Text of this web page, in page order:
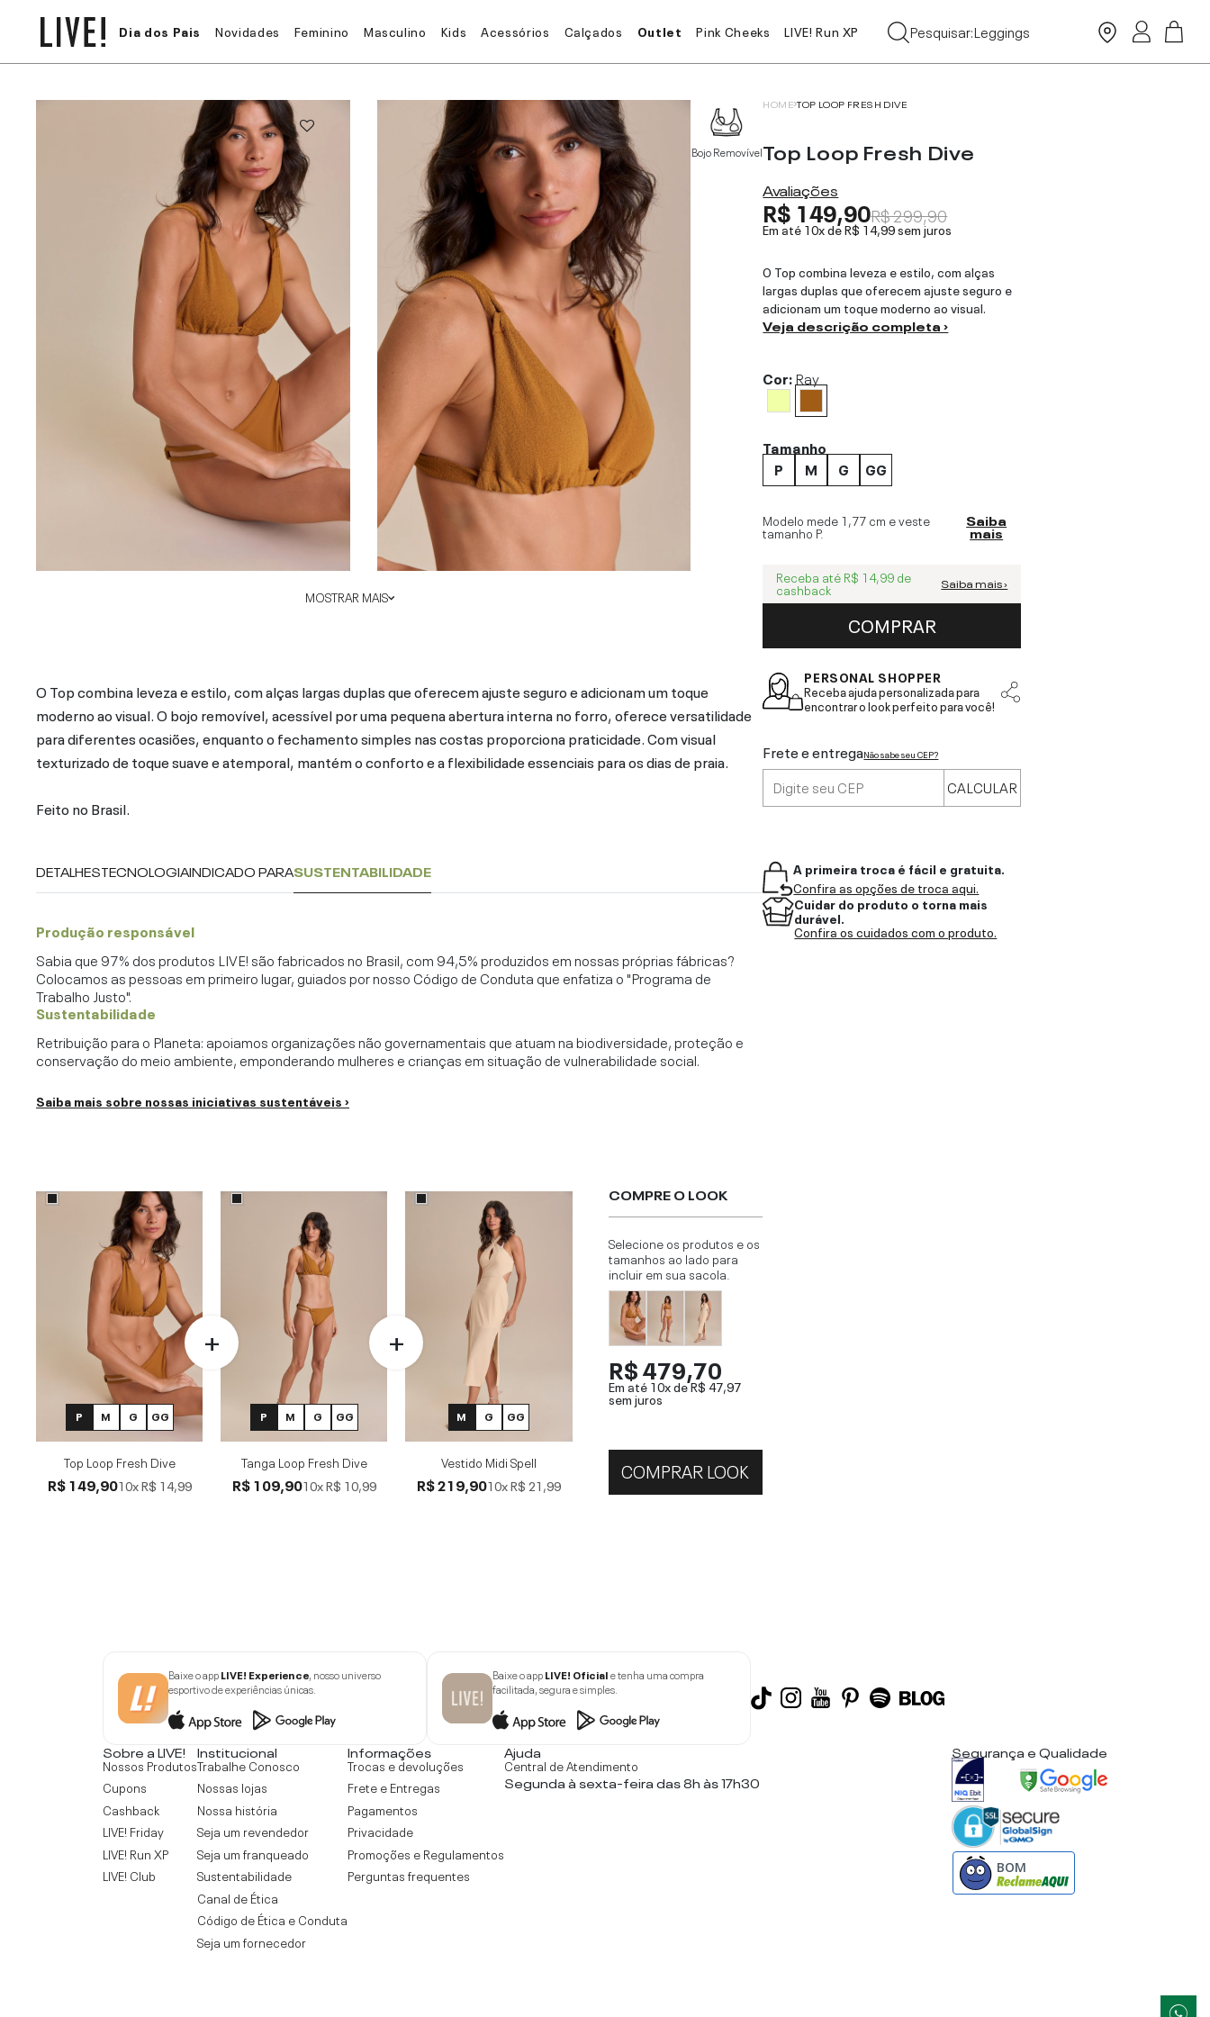
Dia dos Pais Novidades Feminino Masculino Kids Acessórios Calçados Outlet Pink Cheeks LIVE! Run XP
Pesquisar:Leggings
MOSTRAR MAIS
Bojo Removível
O Top combina leveza e estilo, com alças largas duplas que oferecem ajuste seguro e adicionam um toque
moderno ao visual. O bojo removível, acessível por uma pequena abertura interna no forro, oferece versatilidade
para diferentes ocasiões, enquanto o fechamento simples nas costas proporciona praticidade. Com visual
texturizado de toque suave e atemporal, mantém o conforto e a flexibilidade essenciais para os dias de praia.
Feito no Brasil.
DETALHESTECNOLOGIAINDICADO PARASUSTENTABILIDADE
Produção responsável
Sabia que 97% dos produtos LIVE! são fabricados no Brasil, com 94,5% produzidos em nossas próprias fábricas?
Colocamos as pessoas em primeiro lugar, guiados por nosso Código de Conduta que enfatiza o "Programa de
Trabalho Justo".
Sustentabilidade
Retribuição para o Planeta: apoiamos organizações não governamentais que atuam na biodiversidade, proteção e
conservação do meio ambiente, emponderando mulheres e crianças em situação de vulnerabilidade social.
Saiba mais sobre nossas iniciativas sustentáveis ›
P M G GG
Top Loop Fresh Dive
R$ 149,9010xR$ 14,99
P M G GG
Tanga Loop Fresh Dive
R$ 109,9010xR$ 10,99
M G GG
Vestido Midi Spell
R$ 219,9010xR$ 21,99
COMPRE O LOOK
Selecione os produtos e os
tamanhos ao lado para
incluir em sua sacola.
R$ 479,70
Em até 10x deR$ 47,97
sem juros
COMPRAR LOOK
HOME TOP LOOP FRESH DIVE
Top Loop Fresh Dive
Avaliações
R$ 149,90R$ 299,90
Em até 10x deR$ 14,99sem juros
O Top combina leveza e estilo, com alças
largas duplas que oferecem ajuste seguro e
adicionam um toque moderno ao visual.
Veja descrição completa ›
Cor:Ray
Tamanho
P
M G GG
Modelo mede 1,77 cm e veste
tamanho P.
Saiba
mais
Receba até R$ 14,99 de
cashback Saiba mais ›
COMPRAR
PERSONAL SHOPPER
Receba ajuda personalizada para
encontrar o look perfeito para você!
Frete e entregaNão sabe seu CEP?
CALCULAR
A primeira troca é fácil e gratuita.
Confira as opções de troca aqui.
Cuidar do produto o torna mais
durável.
Confira os cuidados com o produto.
Baixe o appLIVE! Experience, nosso universo
esportivo de experiências únicas.
Baixe o appLIVE! Oficiale tenha uma compra
facilitada, segura e simples.
Sobre a LIVE!
Nossos Produtos
Cupons
Cashback
LIVE! Friday
LIVE! Run XP
LIVE! Club
Institucional
Trabalhe Conosco
Nossas lojas
Nossa história
Seja um revendedor
Seja um franqueado
Sustentabilidade
Canal de Ética
Código de Ética e Conduta
Seja um fornecedor
Informações
Trocas e devoluções
Frete e Entregas
Pagamentos
Privacidade
Promoções e Regulamentos
Perguntas frequentes
Ajuda
Central de Atendimento
Segunda à sexta-feira das 8h às 17h30
Segurança e Qualidade
BOM